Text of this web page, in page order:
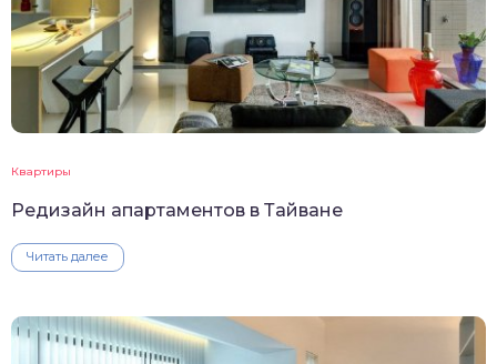
Квартиры
Редизайн апартаментов в Тайване
Читать далее